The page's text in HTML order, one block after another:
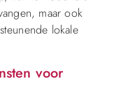
maar ook
lokale
voor